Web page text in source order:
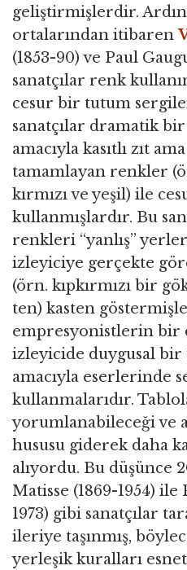
geliştirmişlerdir.
ortalarından itibaren
(1853-90) ve Paul
sanatçılar renk
cesur bir tutum
sanatçılar dramatik
amacıyla kasıtlı zıt
tamamlayan renkler
kırmızı ve yeşil) ile
kullanmışlardır. Bu
renkleri “yanlış”
izleyiciye gerçekte
(örn. kıpkırmızı bir
ten) kasten
empresyonistlerin bir
izleyicide duygusal bir
amacıyla eserlerinde
kullanmalarıdır.
yorumlanabileceği ve
hususu giderek daha
alıyordu. Bu düşünce
Matisse (1869-1954) ile
1973) gibi sanatçılar
ileriye taşınmış,
yerleşik kuralları